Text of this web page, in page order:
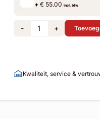
+€ 55.00 incl. btw
- +
Kwaliteit, service &